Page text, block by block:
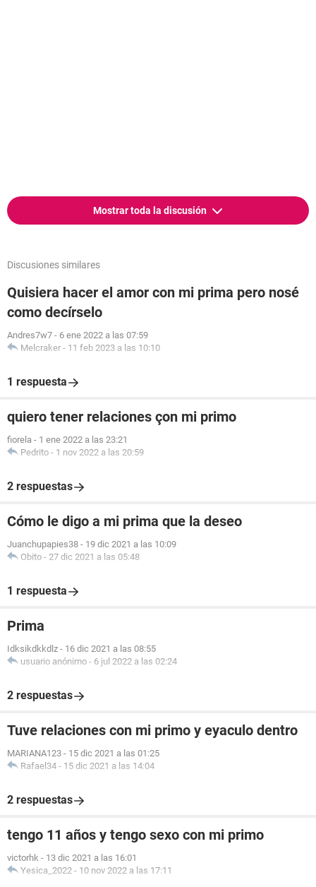
Mostrar toda la discusión
Discusiones similares
Quisiera hacer el amor con mi prima pero nosé
como decírselo
Andres7w7 - 6 ene 2022 a las 07:59
Melcraker - 11 feb 2023 a las 10:10
1 respuesta
quiero tener relaciones çon mi primo
fiorela - 1 ene 2022 a las 23:21
Pedrito - 1 nov 2022 a las 20:59
2 respuestas
Cómo le digo a mi prima que la deseo
Juanchupapies38 - 19 dic 2021 a las 10:09
Obito - 27 dic 2021 a las 05:48
1 respuesta
Prima
Idksikdkkdlz - 16 dic 2021 a las 08:55
usuario anónimo - 6 jul 2022 a las 02:24
2 respuestas
Tuve relaciones con mi primo y eyaculo dentro
MARIANA123 - 15 dic 2021 a las 01:25
Rafael34 - 15 dic 2021 a las 14:04
2 respuestas
tengo 11 años y tengo sexo con mi primo
victorhk - 13 dic 2021 a las 16:01
Yesica_2022 - 10 nov 2022 a las 17:11